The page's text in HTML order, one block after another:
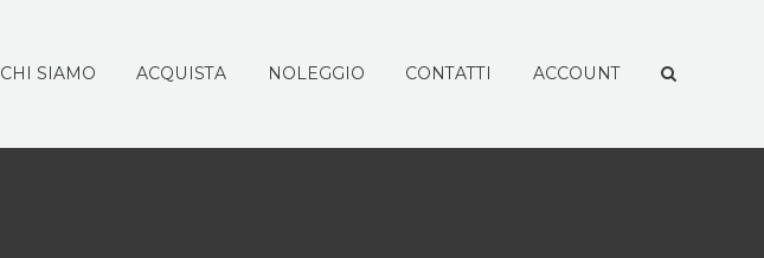
CHI SIAMO ACQUISTA NOLEGGIO CONTATTI ACCOUNT